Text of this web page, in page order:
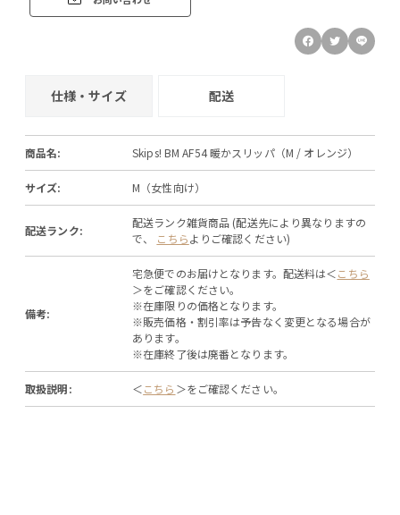
仕様・サイズ 配送
商品名: Skips! BM AF54 暖かスリッパ（M / オレンジ）
サイズ: M（女性向け）
配送ランク:
配送ランク雑貨商品 (配送先により異なりますの
で、 こちらよりご確認ください)
備考:
宅急便でのお届けとなります。配送料は＜こちら
＞をご確認ください。
※在庫限りの価格となります。
※販売価格・割引率は予告なく変更となる場合が
あります。
※在庫終了後は廃番となります。
取扱説明: ＜こちら ＞をご確認ください。